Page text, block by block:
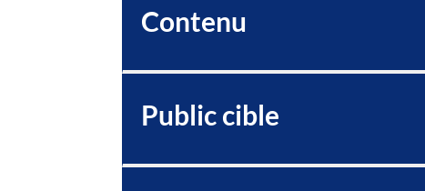
Contenu
Public cible